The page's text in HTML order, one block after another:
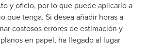
y oficio, por lo que puede aplicarlo a
que tenga. Si desea añadir horas a
costosos errores de estimación y
en papel, ha llegado al lugar